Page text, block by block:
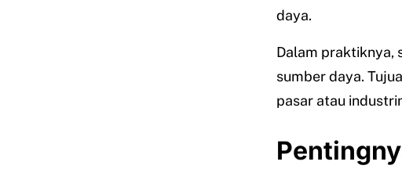
daya.
Dalam praktiknya,
sumber daya.
pasar atau